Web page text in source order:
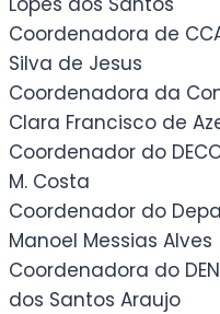
Coordenadora de
Silva de Jesus
Coordenadora da
Clara Francisco de
Coordenador do
M. Costa
Coordenador do
Manoel Messias Alves
Coordenadora do
dos Santos Araujo